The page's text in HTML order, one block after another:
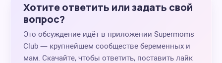
Хотите ответить или задать свой
вопрос?
Это обсуждение идёт в приложении Supermoms
Club — крупнейшем сообществе беременных и
мам. Скачайте, чтобы ответить, поставить лайк